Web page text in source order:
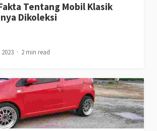
Tentang Mobil Klasik
Dikoleksi
2 min read